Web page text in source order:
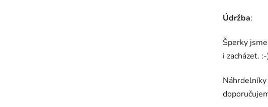
Údržba:
Šperky
i zacházet.